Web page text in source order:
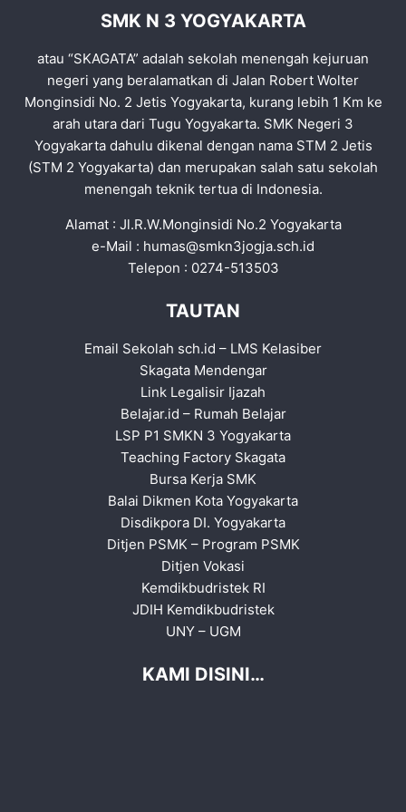
SMK N 3 YOGYAKARTA
atau “SKAGATA” adalah sekolah menengah kejuruan
negeri yang beralamatkan di Jalan Robert Wolter
Monginsidi No. 2 Jetis Yogyakarta, kurang lebih 1 Km ke
arah utara dari Tugu Yogyakarta. SMK Negeri 3
Yogyakarta dahulu dikenal dengan nama STM 2 Jetis
(STM 2 Yogyakarta) dan merupakan salah satu sekolah
menengah teknik tertua di Indonesia.
Alamat : Jl.R.W.Monginsidi No.2 Yogyakarta
e-Mail : humas@smkn3jogja.sch.id
Telepon : 0274-513503
TAUTAN
Email Sekolah sch.id – LMS Kelasiber
Skagata Mendengar
Link Legalisir Ijazah
Belajar.id – Rumah Belajar
LSP P1 SMKN 3 Yogyakarta
Teaching Factory Skagata
Bursa Kerja SMK
Balai Dikmen Kota Yogyakarta
Disdikpora DI. Yogyakarta
Ditjen PSMK – Program PSMK
Ditjen Vokasi
Kemdikbudristek RI
JDIH Kemdikbudristek
UNY– UGM
KAMI DISINI…